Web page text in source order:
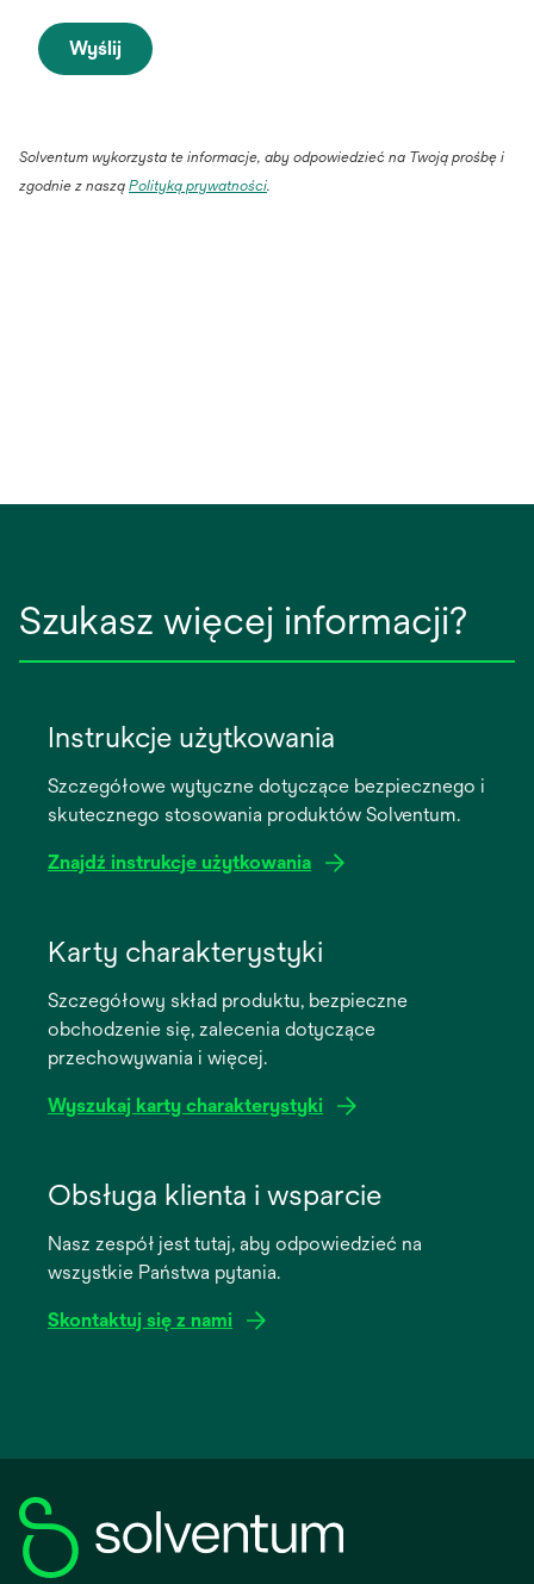
Wyślij
Solventum wykorzysta te informacje, aby odpowiedzieć na Twoją prośbę i
zgodnie z naszą Polityką prywatnościopens
.
Szukasz więcej informacji?
Instrukcje użytkowania
Szczegółowe wytyczne dotyczące bezpiecznego i
skutecznego stosowania produktów Solventum.
Znajdź instrukcje użytkowania
new
Karty charakterystyki
Szczegółowy skład produktu, bezpieczne
obchodzenie się, zalecenia dotyczące
przechowywania i więcej.
Wyszukaj karty charakterystyki
new
Obsługa klienta i wsparcie
Nasz zespół jest tutaj, aby odpowiedzieć na
wszystkie Państwa pytania.
Skontaktuj się z nami